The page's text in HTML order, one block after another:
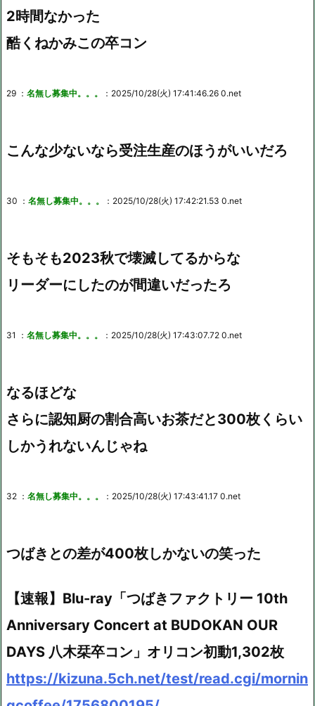
2時間なかった
酷くねかみこの卒コン
29 ： 名無し募集中。。。 ：2025/10/28(火) 17:41:46.26 0.net
こんな少ないなら受注生産のほうがいいだろ
30 ： 名無し募集中。。。 ：2025/10/28(火) 17:42:21.53 0.net
そもそも2023秋で壊滅してるからな
リーダーにしたのが間違いだったろ
31 ： 名無し募集中。。。 ：2025/10/28(火) 17:43:07.72 0.net
なるほどな
さらに認知厨の割合高いお茶だと300枚くらい
しかうれないんじゃね
32 ： 名無し募集中。。。 ：2025/10/28(火) 17:43:41.17 0.net
つばきとの差が400枚しかないの笑った
【速報】Blu-ray「つばきファクトリー 10th
Anniversary Concert at BUDOKAN OUR
DAYS 八木栞卒コン」オリコン初動1,302枚
https://kizuna.5ch.net/test/read.cgi/mornin